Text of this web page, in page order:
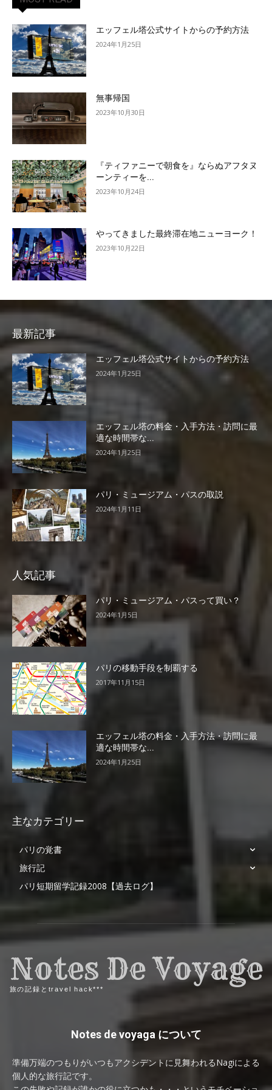
エッフェル塔公式サイトからの予約方法
2024年1月25日
無事帰国
2023年10月30日
『ティファニーで朝食を』ならぬアフタヌ
ーンティーを...
2023年10月24日
やってきました最終滞在地ニューヨーク！
2023年10月22日
最新記事
エッフェル塔公式サイトからの予約方法
2024年1月25日
エッフェル塔の料金・入手方法・訪問に最
適な時間帯な...
2024年1月25日
パリ・ミュージアム・パスの取説
2024年1月11日
人気記事
パリ・ミュージアム・パスって買い？
2024年1月5日
パリの移動手段を制覇する
2017年11月15日
エッフェル塔の料金・入手方法・訪問に最
適な時間帯な...
2024年1月25日
主なカテゴリー
パリの覚書
旅行記
パリ短期留学記録2008【過去ログ】
Notes De Voyage
旅の記録とtravel hack***
Notes de voyaga について
準備万端のつもりがいつもアクシデントに見舞われるNagiによる
個人的な旅行記です。